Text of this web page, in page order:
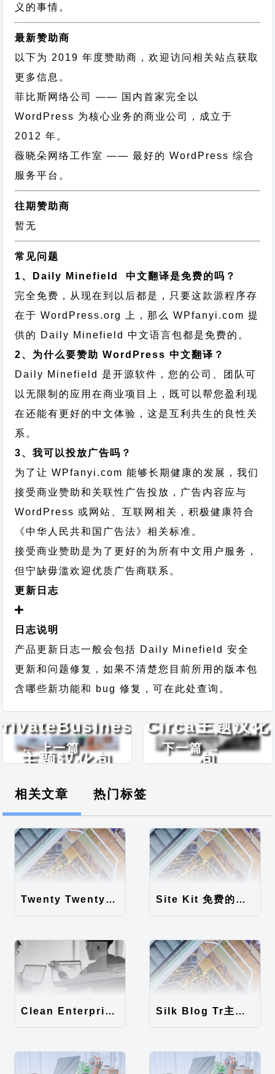
义的事情。
最新赞助商
以下为 2019 年度赞助商，欢迎访问相关站点获取
更多信息。
菲比斯网络公司
—— 国内首家完全以
WordPress 为核心业务的商业公司，成立于
2012 年。
薇晓朵网络工作室 —— 最好的 WordPress 综合
服务平台。
往期赞助商
暂无
常见问题
1、Daily Minefield 中文翻译是免费的吗？
完全免费，从现在到以后都是，只要这款源程序存
在于 WordPress.org 上，那么 WPfanyi.com 提
供的 Daily Minefield 中文语言包都是免费的。
2、为什么要赞助 WordPress 中文翻译？
Daily Minefield 是开源软件，您的公司、团队可
以无限制的应用在商业项目上，既可以帮您盈利现
在还能有更好的中文体验，这是互利共生的良性关
系。
3、我可以投放广告吗？
为了让 WPfanyi.com 能够长期健康的发展，我们
接受商业赞助和关联性广告投放，广告内容应与
WordPress 或网站、互联网相关，积极健康符合
《中华人民共和国广告法》相关标准。
接受商业赞助是为了更好的为所有中文用户服务，
但宁缺毋滥欢迎优质广告商联系。
更新日志
日志说明
产品更新日志一般会包括 Daily Minefield 安全
更新和问题修复，如果不清楚您目前所用的版本包
含哪些新功能和 bug 修复，可在此处查询。
← 上一篇
主题汉化包
下一篇 →
Circa主题汉化
包
相关文章 热门标签
Twenty Twenty-Five 免费的WordPress内容主题 Site Kit 免费的WordPress数据统计插件
Clean Enterprise主题汉化包 Silk Blog Tr主题汉化包